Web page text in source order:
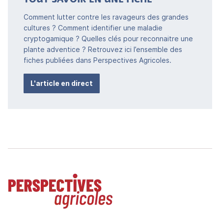
Comment lutter contre les ravageurs des grandes
cultures ? Comment identifier une maladie
cryptogamique ? Quelles clés pour reconnaitre une
plante adventice ? Retrouvez ici l’ensemble des
fiches publiées dans Perspectives Agricoles.
L'article en direct